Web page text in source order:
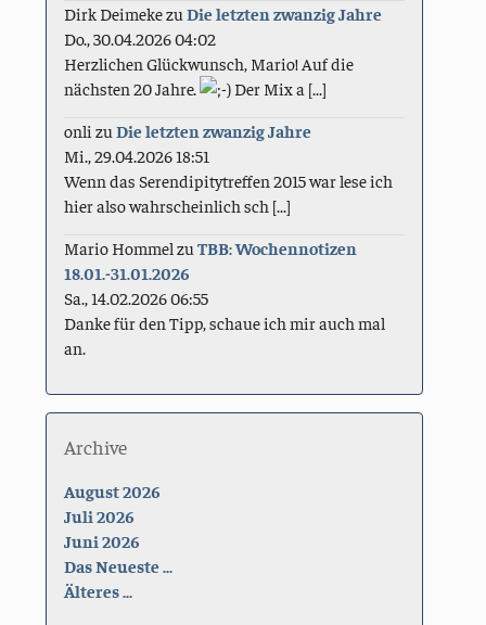
Dirk DeimekezuDie letzten zwanzig Jahre
Do., 30.04.2026 04:02
Herzlichen Glückwunsch, Mario! Auf die
nächsten 20 Jahre.
Der Mix a [...]
onli zuDie letzten zwanzig Jahre
Mi., 29.04.2026 18:51
Wenn das Serendipitytreffen 2015 war lese ich
hier also wahrscheinlich sch [...]
Mario Hommel zuTBB: Wochennotizen
18.01.-31.01.2026
Sa., 14.02.2026 06:55
Danke für den Tipp, schaue ich mir auch mal
an.
Archive
August 2026
Juli 2026
Juni 2026
Das Neueste ...
Älteres ...